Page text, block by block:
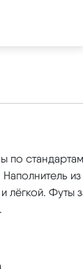
лёгкой. Футы